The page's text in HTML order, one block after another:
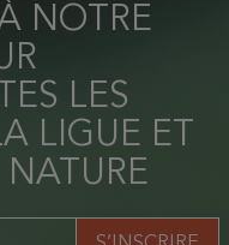
NOTRE
LES
LIGUE ET